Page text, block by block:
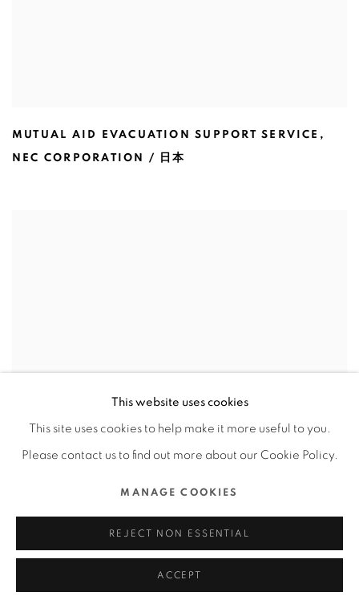
MUTUAL AID EVACUATION SUPPORT SERVICE ,
NEC CORPORATION / 日本
周深9.29HZ世界巡迴演唱會,必應創造股份有限公司 /
This website uses cookies
This site uses cookies to help make it more useful to you.
Please contact us to find out more about our Cookie Policy.
MANAGE COOKIES
REJECT NON ESSENTIAL
ACCEPT